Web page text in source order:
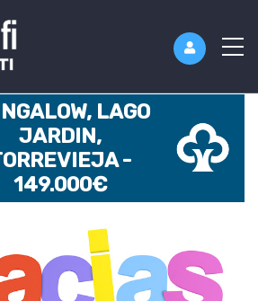
LAGO
JARDIN,
-
149.000€